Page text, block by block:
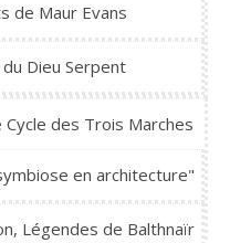
de Maur Evans
Dieu Serpent
des Trois Marches
en architecture"
Légendes de Balthnaïr